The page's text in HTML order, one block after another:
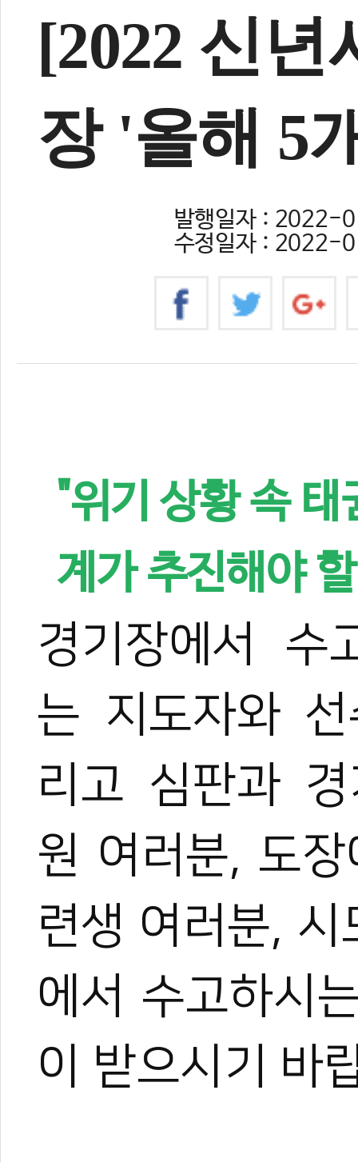
[2022 신
장 '올해 5
발행일자 :
수정일자 :
"위기 상황 속
계가 추진해야
경기장에서 수
는 지도자와
리고 심판과
원 여러분, 도
련생 여러분,
에서 수고하시
이 받으시기 바